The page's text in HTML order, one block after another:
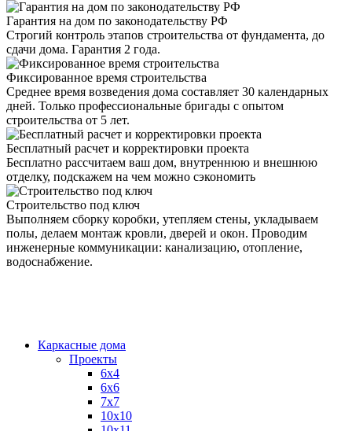
Гарантия на дом по законодательству РФ
Строгий контроль этапов строительства от фундамента, до
сдачи дома. Гарантия 2 года.
Фиксированное время строительства
Среднее время возведения дома составляет 30 календарных
дней. Только профессиональные бригады с опытом
строительства от 5 лет.
Бесплатный расчет и корректировки проекта
Бесплатно рассчитаем ваш дом, внутреннюю и внешнюю
отделку, подскажем на чем можно сэкономить
Строительство под ключ
Выполняем сборку коробки, утепляем стены, укладываем
полы, делаем монтаж кровли, дверей и окон. Проводим
инженерные коммуникации: канализацию, отопление,
водоснабжение.
Каркасные дома
Проекты
6х4
6х6
7х7
10х10